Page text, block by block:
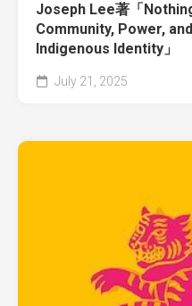
Joseph Lee著「
Community, Power,
Indigenous Identity」
July 21, 2025